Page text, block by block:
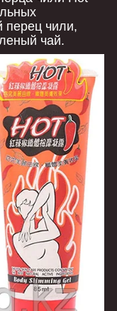
перец чили,
чай.